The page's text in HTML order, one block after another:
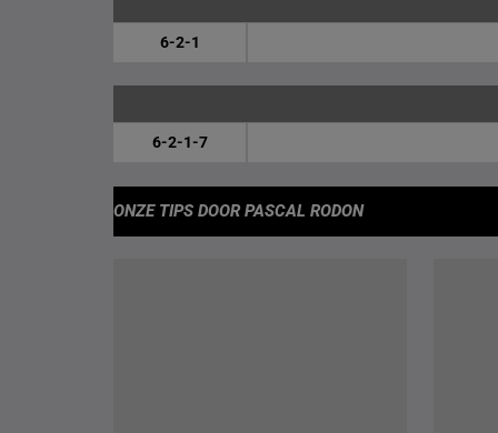
6-2-1
6-2-1-7
ONZE TIPS DOOR PASCAL RODON